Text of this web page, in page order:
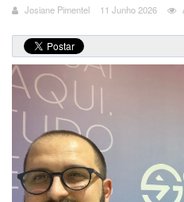
Josiane Pimentel 11 Junho 2026